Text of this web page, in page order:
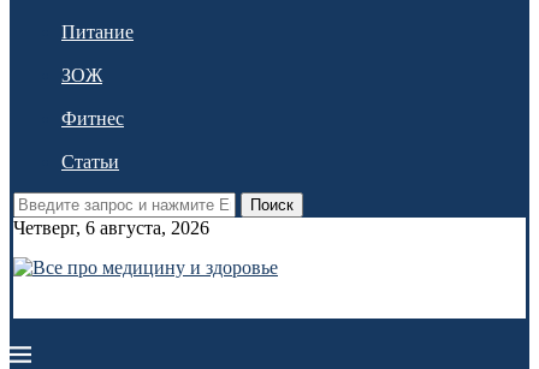
Питание
ЗОЖ
Фитнес
Статьи
Поиск
Четверг, 6 августа, 2026